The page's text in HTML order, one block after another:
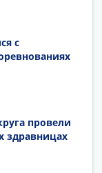
с
провели
здравницах